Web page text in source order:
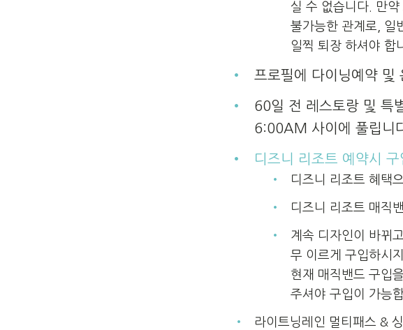
실 수 없습니다. 만
불가능한 관계로, 일
일찍 퇴장 하셔야 합
프로필에 다이닝예약 및
60일 전 레스토랑 및 특
6:00AM 사이에 풀립니
디즈니 리조트 예약시
디즈니 리조트 혜택
디즈니 리조트 매직
계속 디자인이 바뀌
무 이르게 구입하시
현재 매직밴드 구입
주셔야 구입이 가능
라이트닝레인 멀티패스 &